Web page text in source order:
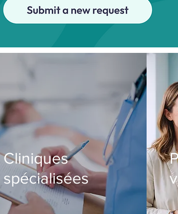
Cliniques
spécialisées